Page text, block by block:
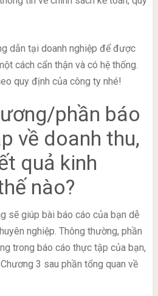
dẫn tại doanh nghiệp để được
cách cẩn thận và có hệ thống.
quy định của công ty nhé!
phần báo
về doanh thu,
quả kinh
nào?
sẽ giúp bài báo cáo của bạn dễ
nghiệp. Thông thường, phần
trong báo cáo thực tập của bạn,
3 sau phần tổng quan về